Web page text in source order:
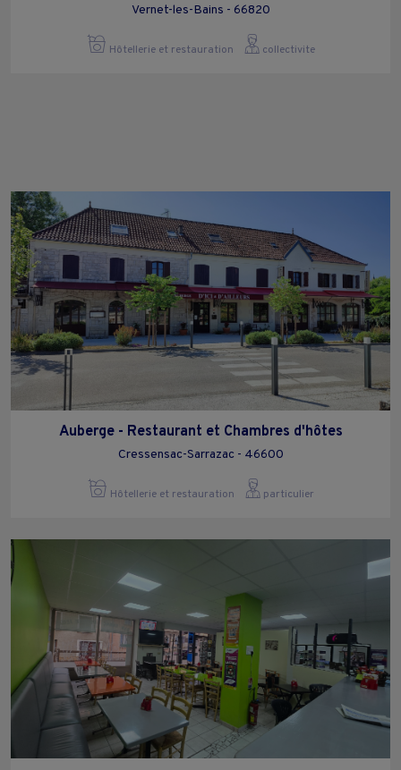
Vernet-les-Bains - 66820
Hôtellerie et restauration collectivite
Auberge - Restaurant et Chambres d'hôtes
Cressensac-Sarrazac - 46600
Hôtellerie et restauration particulier